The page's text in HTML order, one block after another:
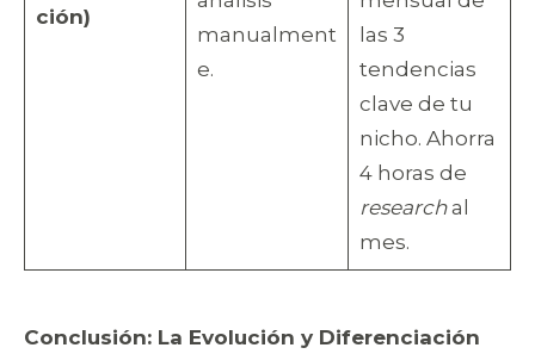
ción)
manualment
e.
las 3
tendencias
clave de tu
nicho. Ahorra
4 horas de
researchal
mes.
Conclusión: La Evolución y Diferenciación